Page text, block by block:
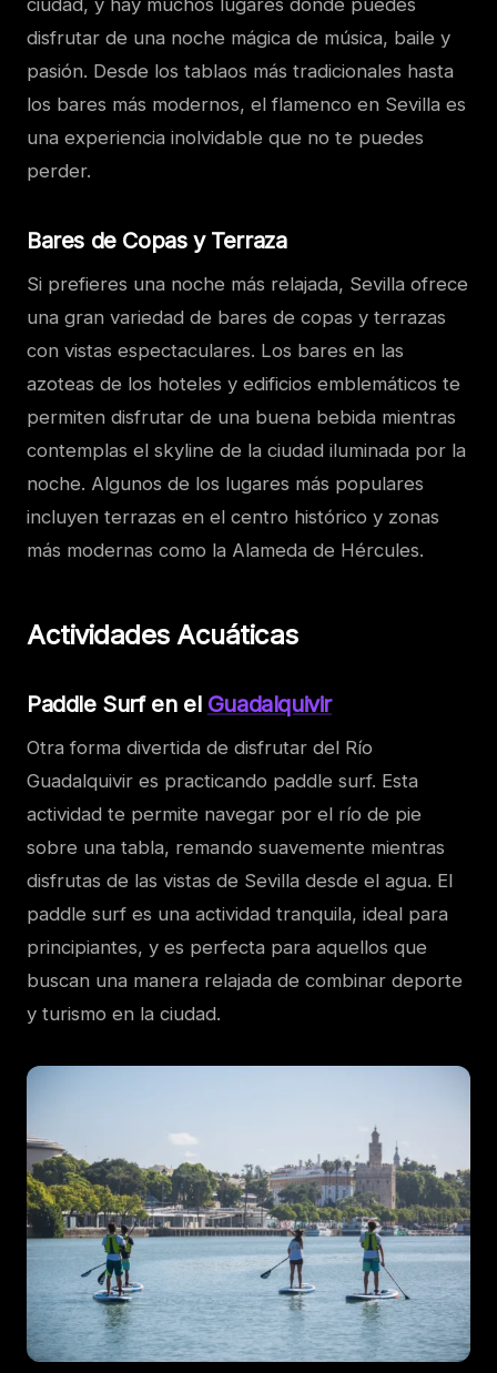
ciudad, y hay muchos lugares donde puedes
disfrutar de una noche mágica de música, baile y
pasión. Desde los tablaos más tradicionales hasta
los bares más modernos, el flamenco en Sevilla es
una experiencia inolvidable que no te puedes
perder.
Bares de Copas y Terraza
Si prefieres una noche más relajada, Sevilla ofrece
una gran variedad de bares de copas y terrazas
con vistas espectaculares. Los bares en las
azoteas de los hoteles y edificios emblemáticos te
permiten disfrutar de una buena bebida mientras
contemplas el skyline de la ciudad iluminada por la
noche. Algunos de los lugares más populares
incluyen terrazas en el centro histórico y zonas
más modernas como la Alameda de Hércules.
Actividades Acuáticas
Paddle Surf en el Guadalquivir
Otra forma divertida de disfrutar del Río
Guadalquivir es practicando paddle surf. Esta
actividad te permite navegar por el río de pie
sobre una tabla, remando suavemente mientras
disfrutas de las vistas de Sevilla desde el agua. El
paddle surf es una actividad tranquila, ideal para
principiantes, y es perfecta para aquellos que
buscan una manera relajada de combinar deporte
y turismo en la ciudad.